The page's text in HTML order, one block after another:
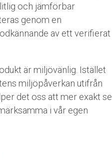
och jämförbar
genom en
av ett verifierat
är miljövänlig. Istället
miljöpåverkan utifrån
det oss att mer exakt se
i vår egen